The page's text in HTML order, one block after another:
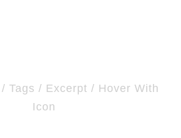
Tags / Excerpt / Hover With
Icon